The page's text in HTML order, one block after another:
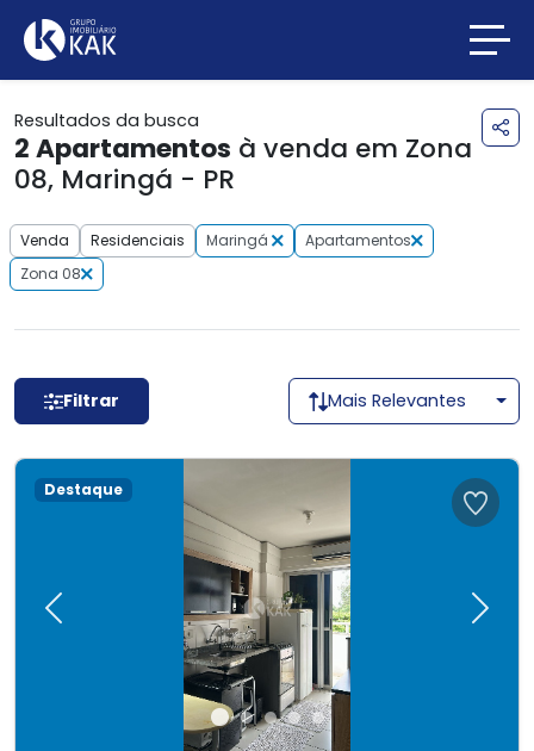
Resultados da busca
2Apartamentos à venda em Zona
08, Maringá - PR
Venda Residenciais Maringá
Apartamentos
Zona 08
Filtrar Mais Relevantes
Previous Next
Destaque